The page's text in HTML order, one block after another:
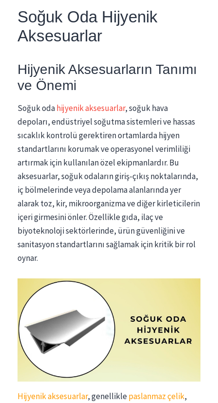
Soğuk Oda Hijyenik
Aksesuarlar
Hijyenik Aksesuarların Tanımı
ve Önemi
Soğuk odahijyenik aksesuarlar, soğuk hava
depoları, endüstriyel soğutma sistemleri ve hassas
sıcaklık kontrolü gerektiren ortamlarda hijyen
standartlarını korumak ve operasyonel verimliliği
artırmak için kullanılan özel ekipmanlardır. Bu
aksesuarlar, soğuk odaların giriş-çıkış noktalarında,
iç bölmelerinde veya depolama alanlarında yer
alarak toz, kir, mikroorganizma ve diğer kirleticilerin
içeri girmesini önler. Özellikle gıda, ilaç ve
biyoteknoloji sektörlerinde, ürün güvenliğini ve
sanitasyon standartlarını sağlamak için kritik bir rol
oynar.
Hijyenik aksesuarlar, genelliklepaslanmaz çelik,